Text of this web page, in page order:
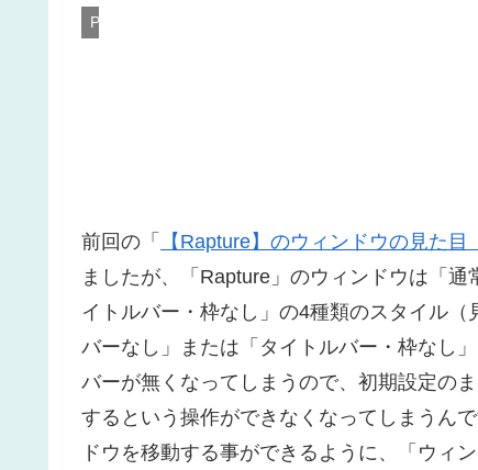
PC
前回の「 【Rapture】のウィンドウの見た
ましたが、「Rapture」のウィンドウは「
イトルバー・枠なし」の4種類のスタイル
バーなし」または「タイトルバー・枠なし
バーが無くなってしまうので、初期設定の
するという操作ができなくなってしまうん
ドウを移動する事ができるように、「ウィ